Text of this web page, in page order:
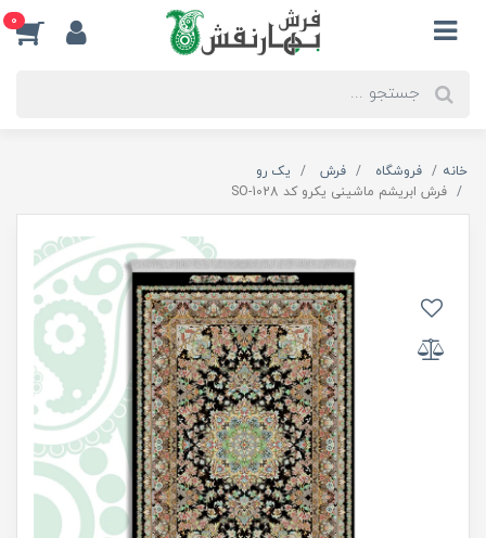
0
خانه فروشگاه فرش
یک رو
فرش ابریشم ماشینی یکرو کد SO-1028